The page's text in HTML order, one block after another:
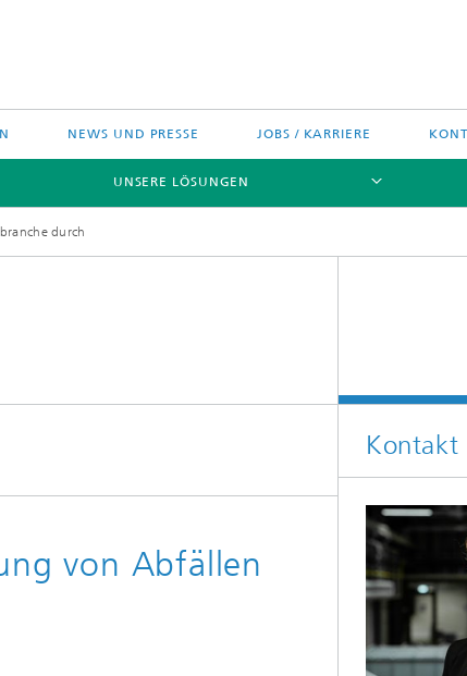
NEWS UND PRESSE JOBS / KARRIERE
UNSERE LÖSUNGEN
durch
von Abfällen
Kontakt